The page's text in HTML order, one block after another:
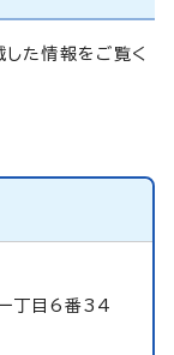
た情報をご覧く
丁目6番34